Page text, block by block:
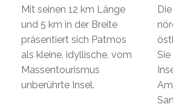
Mit seinen 12 km Länge
und 5 km in der Breite
präsentiert sich Patmos
als kleine, idyllische, vom
Massentourismus
unberührte Insel.